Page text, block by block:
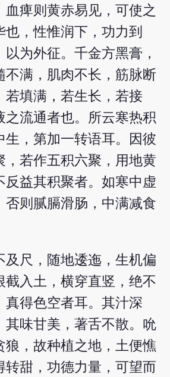
血痺则黄赤易见，可使之
，性惟润下，功力到
为外征。千金方黑膏，
不满，肌肉不长，筋脉断
若填满，若生长，若接
之流通者也。所云寒热积
生，第加一转语耳。因彼
，若作五积六聚，用地黄
反益其积聚者。如寒中虚
否则腻膈滑肠，中满减食
及尺，随地逶迤，生机偏
截入土，横穿直竖，绝不
真得色空者耳。其汁深
其味甘美，著舌不散。吮
狼，故种植之地，土便憔
转甜，功德力量，可望而